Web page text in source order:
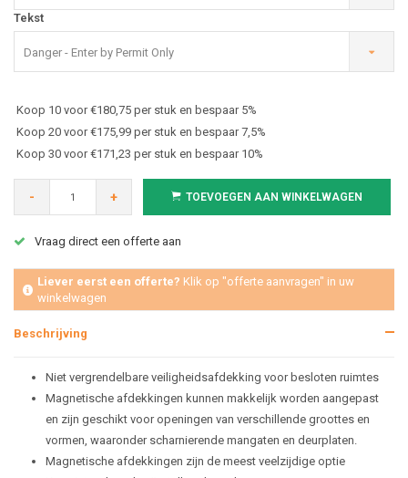
Tekst
Danger - Enter by Permit Only
Koop 10 voor €180,75 per stuk en bespaar 5%
Koop 20 voor €175,99 per stuk en bespaar 7,5%
Koop 30 voor €171,23 per stuk en bespaar 10%
- + TOEVOEGEN AAN WINKELWAGEN
Vraag direct een offerte aan
Liever eerst een offerte? Klik op "offerte aanvragen" in uw
winkelwagen
Beschrijving
Niet vergrendelbare veiligheidsafdekking voor besloten ruimtes
Magnetische afdekkingen kunnen makkelijk worden aangepast
en zijn geschikt voor openingen van verschillende groottes en
vormen, waaronder scharnierende mangaten en deurplaten.
Magnetische afdekkingen zijn de meest veelzijdige optie